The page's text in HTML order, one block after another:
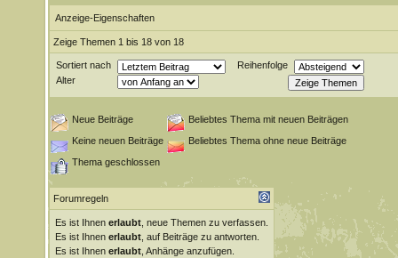
Anzeige-Eigenschaften
Zeige Themen 1 bis 18 von 18
Sortiert nach
Reihenfolge
Alter
Neue Beiträge
Beliebtes Thema mit neuen Beiträgen
Keine neuen Beiträge
Beliebtes Thema ohne neue Beiträge
Thema geschlossen
Forumregeln
Es ist Ihnen erlaubt, neue Themen zu verfassen.
Es ist Ihnen erlaubt, auf Beiträge zu antworten.
Es ist Ihnen erlaubt, Anhänge anzufügen.